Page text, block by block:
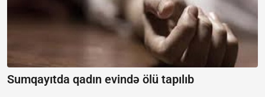
Sumqayıtda qadın evində ölü tapılıb